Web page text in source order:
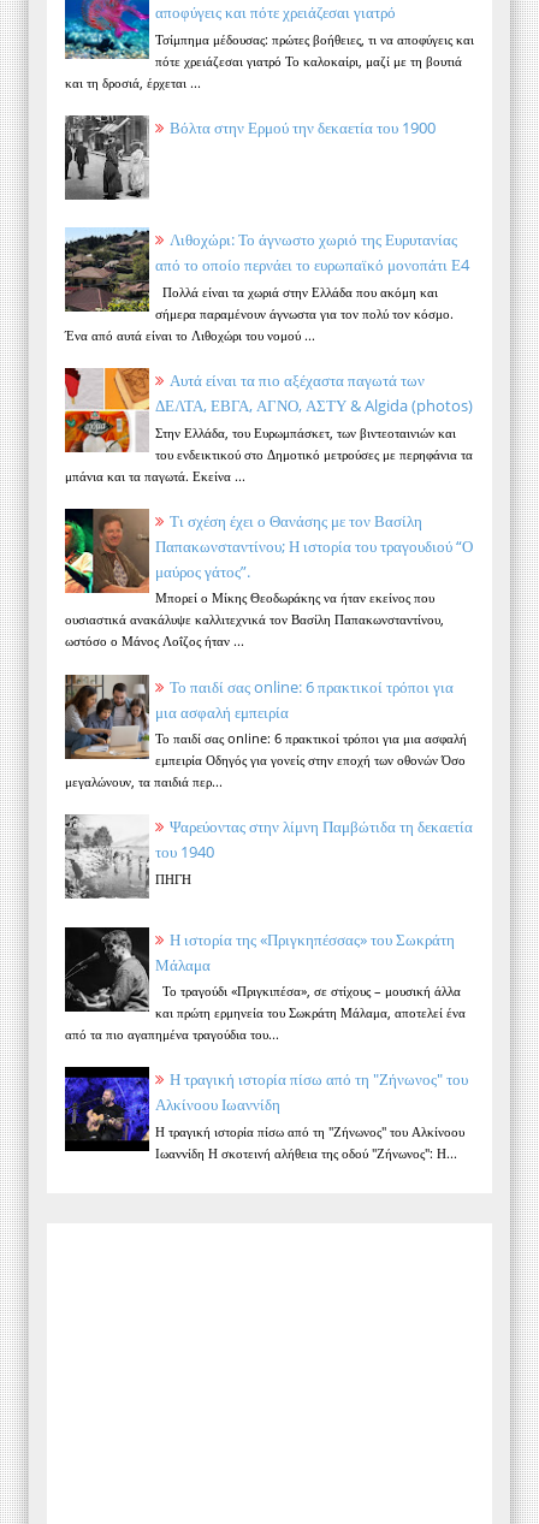
αποφύγεις και πότε χρειάζεσαι γιατρό
Τσίμπημα μέδουσας: πρώτες βοήθειες, τι να αποφύγεις και
πότε χρειάζεσαι γιατρό Το καλοκαίρι, μαζί με τη βουτιά
και τη δροσιά, έρχεται ...
Βόλτα στην Ερμού την δεκαετία του 1900
Λιθοχώρι: Το άγνωστο χωριό της Ευρυτανίας
από το οποίο περνάει το ευρωπαϊκό μονοπάτι Ε4
Πολλά είναι τα χωριά στην Ελλάδα που ακόμη και
σήμερα παραμένουν άγνωστα για τον πολύ τον κόσμο.
Ένα από αυτά είναι το Λιθοχώρι του νομού ...
Αυτά είναι τα πιο αξέχαστα παγωτά των
ΔΕΛΤΑ, ΕΒΓΑ, ΑΓΝΟ, ΑΣΤΥ & Algida (photos)
Στην Ελλάδα, του Ευρωμπάσκετ, των βιντεοταινιών και
του ενδεικτικού στο Δημοτικό μετρούσες με περηφάνια τα
μπάνια και τα παγωτά. Εκείνα ...
Τι σχέση έχει ο Θανάσης με τον Βασίλη
Παπακωνσταντίνου; Η ιστορία του τραγουδιού “Ο
μαύρος γάτος”.
Μπορεί ο Μίκης Θεοδωράκης να ήταν εκείνος που
ουσιαστικά ανακάλυψε καλλιτεχνικά τον Βασίλη Παπακωνσταντίνου,
ωστόσο ο Μάνος Λοΐζος ήταν ...
Το παιδί σας online: 6 πρακτικοί τρόποι για
μια ασφαλή εμπειρία
Το παιδί σας online: 6 πρακτικοί τρόποι για μια ασφαλή
εμπειρία Οδηγός για γονείς στην εποχή των οθονών Όσο
μεγαλώνουν, τα παιδιά περ...
Ψαρεύοντας στην λίμνη Παμβώτιδα τη δεκαετία
του 1940
ΠΗΓΗ
Η ιστορία της «Πριγκηπέσσας» του Σωκράτη
Μάλαμα
Το τραγούδι «Πριγκιπέσα», σε στίχους – μουσική άλλα
και πρώτη ερμηνεία του Σωκράτη Μάλαμα, αποτελεί ένα
από τα πιο αγαπημένα τραγούδια του...
Η τραγική ιστορία πίσω από τη "Ζήνωνος" του
Αλκίνοου Ιωαννίδη
Η τραγική ιστορία πίσω από τη "Ζήνωνος" του Αλκίνοου
Ιωαννίδη Η σκοτεινή αλήθεια της οδού "Ζήνωνος": Η...